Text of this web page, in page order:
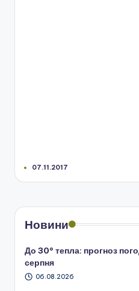
07.11.2017
Новини
До 30° тепла: прогноз
серпня
06.08.2026